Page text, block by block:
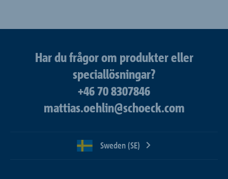
Har du frågor om produkter eller
speciallösningar?
+46 70 8307846
mattias.oehlin@schoeck.com
Sweden (SE)